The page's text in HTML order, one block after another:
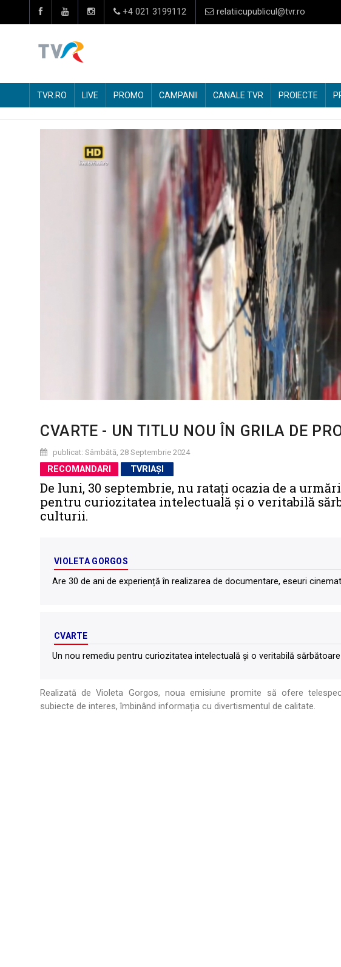
+4 021 3199112 relatiicupublicul@tvr.ro
TVR.RO LIVE PROMO CAMPANII CANALE TVR PROIECTE
CVARTE - UN TITLU NOU ÎN GRILA DE
publicat: Sâmbătă, 28 Septembrie 2024
RECOMANDARI TVRIAȘI
De luni, 30 septembrie, nu ratați ocazia de a
pentru curiozitatea intelectuală și o veritabilă
culturii.
VIOLETA GORGOS
Are 30 de ani de experiență în realizarea de documentare, eseuri
CVARTE
Un nou remediu pentru curiozitatea intelectuală și o veritabilă
Realizată de Violeta Gorgos, noua emisiune promite să ofere
subiecte de interes, îmbinând informația cu divertismentul de calitate.